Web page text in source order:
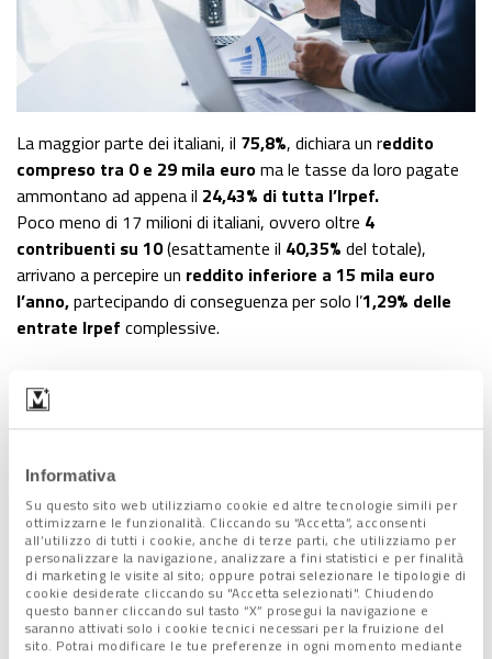
Informativa
Su questo sito web utilizziamo cookie ed altre tecnologie simili per
ottimizzarne le funzionalità. Cliccando su “Accetta”, acconsenti
all’utilizzo di tutti i cookie, anche di terze parti, che utilizziamo per
personalizzare la navigazione, analizzare a fini statistici e per finalità
di marketing le visite al sito; oppure potrai selezionare le tipologie di
cookie desiderate cliccando su "Accetta selezionati". Chiudendo
questo banner cliccando sul tasto “X” prosegui la navigazione e
saranno attivati solo i cookie tecnici necessari per la fruizione del
sito. Potrai modificare le tue preferenze in ogni momento mediante
La maggior parte dei italiani, il 75,8%, dichiara un reddito
compreso tra 0 e 29 mila euroma le tasse da loro pagate
ammontano ad appena il 24,43% di tutta l’Irpef.
Poco meno di 17 milioni di italiani, ovvero oltre 4
contribuenti su 10(esattamente il 40,35% del totale),
arrivano a percepire un reddito inferiore a 15 mila euro
l’anno,partecipando di conseguenza per solo l’1,29% delle
entrate Irpef complessive.
Le tasse e la spesa pubblica in
Italia nel 2023
Il totale deiredditi
daoltre 42 milioni di italiani(dato in crescita) è stato di970
miliardi, che si sono tradotti, al netto delle detrazioni, in un
flusso complessivoper le casse pubblichepari a 189,31
miliardidi euro, con una crescita del+6,3%su base annua.
In generale, sonoaumentatisia icontribuenti con redditi
superiori a 29 mila eurochequelli tra 20 e 29 mila,mentre